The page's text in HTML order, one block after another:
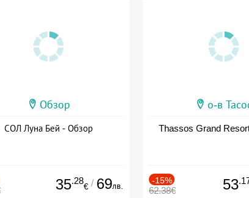
Обзор
СОЛ Луна Бей - Обзор
35.28
€ / 69лв.
о-в
Thassos Grand
-15%
62.38€ 53